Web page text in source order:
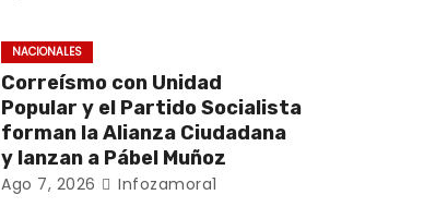
NACIONALES
Correísmo con Unidad
Popular y el Partido Socialista
forman la Alianza Ciudadana
y lanzan a Pábel Muñoz
Ago 7, 2026 Infozamora1